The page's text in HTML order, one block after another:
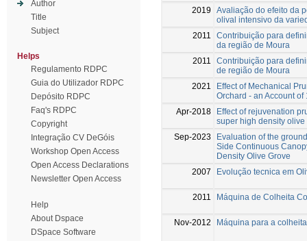
Author
Title
Subject
Helps
Regulamento RDPC
Guia do Utilizador RDPC
Depósito RDPC
Faq's RDPC
Copyright
Integração CV DeGóis
Workshop Open Access
Open Access Declarations
Newsletter Open Access
Help
About Dspace
DSpace Software
2019
Avaliação do efeito da
olival intensivo da
2011
Contribuição para
da região de Moura
2011
Contribuição para
de região de Moura
2021
Effect of Mechanical
Orchard - an Account of
Apr-2018
Effect of rejuvenation
super high density olive
Sep-2023
Evaluation of the
Side Continuous
Density Olive Grove
2007
Evolução tecnica em
2011 Máquina de Colheita
Nov-2012 Máquina para a